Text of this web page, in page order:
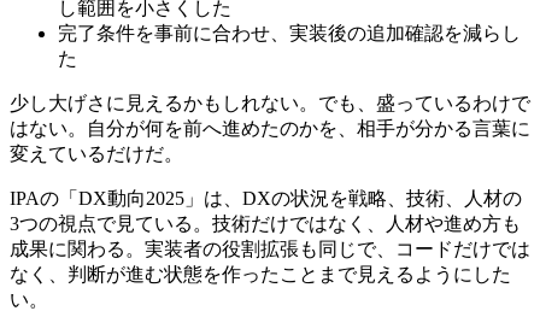
し範囲を小さくした
完了条件を事前に合わせ、実装後の追加確認を減らし
た
少し大げさに見えるかもしれない。でも、盛っているわけで
はない。自分が何を前へ進めたのかを、相手が分かる言葉に
変えているだけだ。
IPAの「DX動向2025」は、DXの状況を戦略、技術、人材の
3つの視点で見ている。技術だけではなく、人材や進め方も
成果に関わる。実装者の役割拡張も同じで、コードだけでは
なく、判断が進む状態を作ったことまで見えるようにした
い。